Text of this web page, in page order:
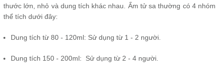
thước lớn, nhỏ và dung tích khác nhau. Ấm tử sa thường có 4 nhóm
thể tích dưới đây:
Dung tích từ 80 - 120ml: Sử dụng từ 1 - 2 người.
Dung tích 150 - 200ml: Sử dụng từ 2 - 4 người.